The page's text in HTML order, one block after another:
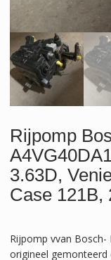
Rijpomp
3.63D,
Case 121B,
Rijpomp vvan
origineel gemonteerd